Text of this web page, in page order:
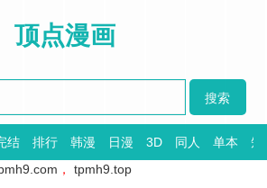
顶点漫画
结 排行 韩漫 日漫 3D 同人 单本
短
， tpmh9.top